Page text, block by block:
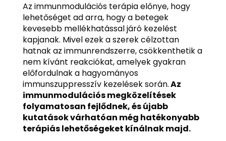
Az immunmodulációs terápia előnye, hogy
lehetőséget ad arra, hogy a betegek
kevesebb mellékhatással járó kezelést
kapjanak. Mivel ezek a szerek célzottan
hatnak az immunrendszerre, csökkenthetik a
nem kívánt reakciókat, amelyek gyakran
előfordulnak a hagyományos
immunszuppresszív kezelések során.Az
immunmodulációs megközelítések
folyamatosan fejlődnek, és újabb
kutatások várhatóan még hatékonyabb
terápiás lehetőségeket kínálnak majd.